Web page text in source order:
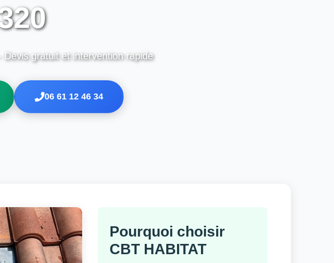
gratuit et intervention rapide
06 61 12 46 34
Pourquoi choisir
CBT HABITAT